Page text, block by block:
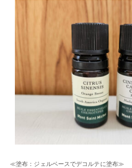
≪塗布：ジェルベースでデコルテに塗布≫